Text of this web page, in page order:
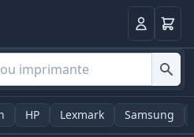
Panier
HP Lexmark Samsung